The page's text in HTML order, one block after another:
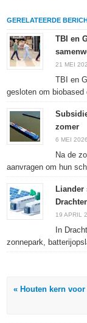
Facebook
(Wordt
een
nieuw
venster
geopend)
delen
(Wordt
een
venster
GERELATEERDE
TBI en
21 MEI
TBI en
gesloten om biobased
zomer
6 MEI 2026
Na de
aanvragen om hun
19 APRIL
In
zonnepark,
« Houten kern